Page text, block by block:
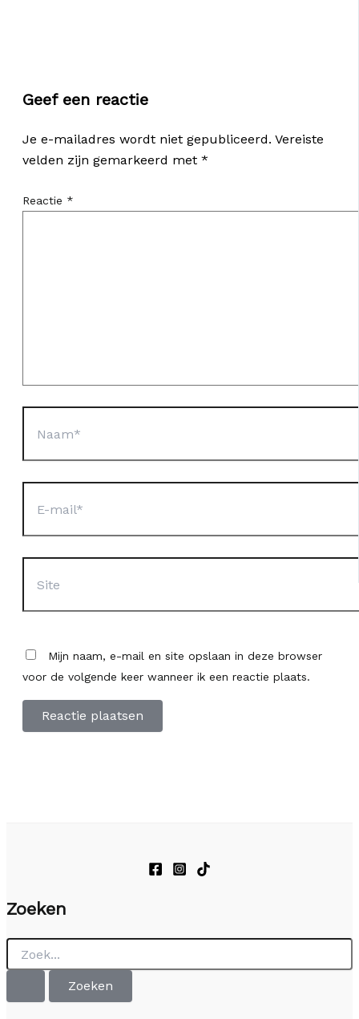
Geef een reactie
Je e-mailadres wordt niet gepubliceerd. Vereiste
velden zijn gemarkeerd met *
Reactie *
mail*
Mijn naam, e-mail en site opslaan in deze browser
voor de volgende keer wanneer ik een reactie plaats.
Zoeken
Zoek
naar: